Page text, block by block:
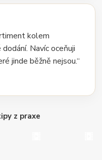
kolem
Navíc oceňuji
jinde běžně nejsou.“
z praxe